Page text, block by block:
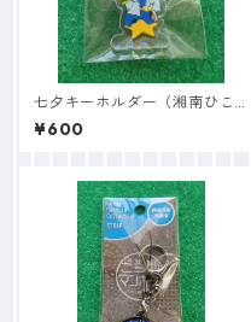
七夕キーホルダー（湘南ひこ
丸）
¥600